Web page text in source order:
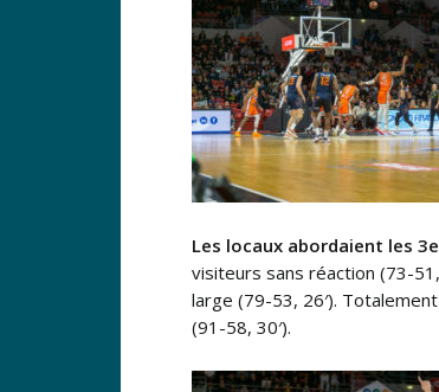
Les locaux abordaient les
visiteurs sans réaction (73-
large (79-53, 26′).
(91-58, 30′).